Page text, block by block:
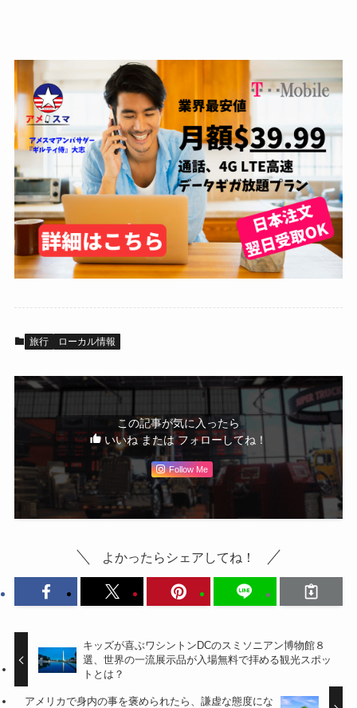
旅行 ローカル情報
この記事が気に入ったら
いいね または フォローしてね！
Follow Me
よかったらシェアしてね！
キッズが喜ぶワシントンDCのスミソニアン博物館８
選、世界の一流展示品が入場無料で拝める観光スポッ
トとは？
アメリカで身内の事を褒められたら、謙虚な態度にな